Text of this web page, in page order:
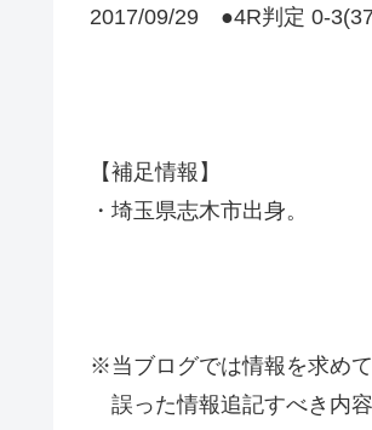
2017/09/29 ●4R判定 0-
【補足情報】
・埼玉県志木市出身。
※当ブログでは情報を求めて
誤った情報追記すべき内